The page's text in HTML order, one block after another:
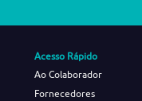
Acesso Rápido
Ao Colaborador
Fornecedores